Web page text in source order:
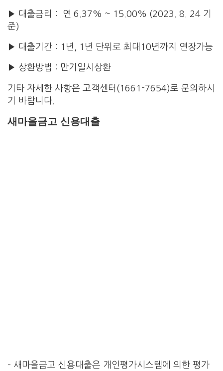
▶ 대출금리 : 연 6.37% ~ 15.00% (2023. 8. 24 기
준)
▶ 대출기간 : 1년, 1년 단위로 최대10년까지 연장가능
▶ 상환방법 : 만기일시상환
기타 자세한 사항은 고객센터(1661-7654)로 문의하시
기 바랍니다.
새마을금고 신용대출
– 새마을금고 신용대출은 개인평가시스템에 의한 평가